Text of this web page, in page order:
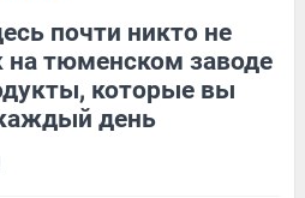
почти никто не
на тюменском заводе
которые вы
день